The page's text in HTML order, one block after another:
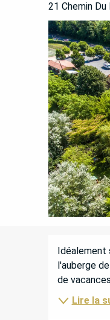
21 Chemin
Idéalement
l'auberge
de
Lire la